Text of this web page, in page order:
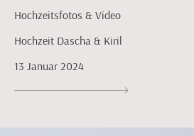
Hochzeitsfotos & Video
Hochzeit Dascha & Kiril
13 Januar 2024